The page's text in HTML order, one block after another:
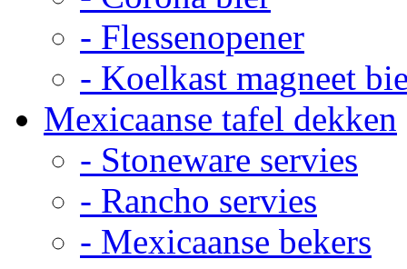
- Flessenopener
- Koelkast magneet
Mexicaanse tafel dekken
- Stoneware servies
- Rancho servies
- Mexicaanse bekers